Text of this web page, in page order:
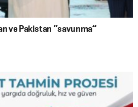
ve Pakistan “savunma”